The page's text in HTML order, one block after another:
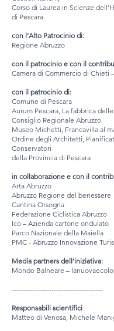
Corso di Laurea in Scienze
di Pescara.
con l’Alto Patrocinio di:
Regione Abruzzo
con il patrocinio e con il
Camera di Commercio di Chieti
con il patrocinio di:
Comune di Pescara
Aurum Pescara, La fabbrica
Consiglio Regionale Abruzzo
Museo Michetti, Francavilla al
Ordine degli Architetti,
Conservatori
della Provincia di Pescara
in collaborazione e con il
Arta Abruzzo
Abruzzo Regione del benessere
Cantina Orsogna
Federazione Ciclistica Abruzzo
Ico – Azienda cartone ondulato
Parco Nazionale della Maiella
PMC - Abruzzo Innovazione
Media partners dell’iniziativa:
Mondo Balneare –
---------------------------------------
Responsabili scientifici
Matteo di Venosa, Michele